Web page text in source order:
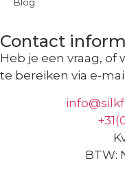
Blog
Contact
Heb je een vraag, of
te bereiken via e-
BTW: